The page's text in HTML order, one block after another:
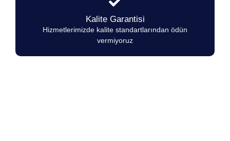
Kalite Garantisi
Hizmetlerimizde kalite standartlarından ödün
vermiyoruz